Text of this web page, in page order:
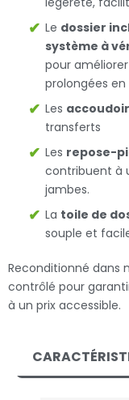
Le dossier
système à
pour
prolongées en
Les
transferts
Les repose-
contribuent à
jambes.
La toile de
souple et
Reconditionné dans
contrôlé pour
à un prix accessible.